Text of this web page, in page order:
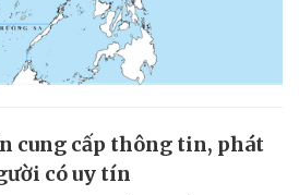
cung cấp thông tin, phát
có uy tín